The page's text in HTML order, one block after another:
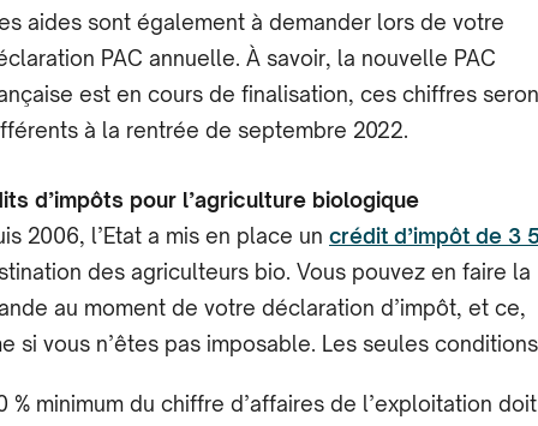
aides sont également à demander lors de votre
PAC annuelle. À savoir, la nouvelle PAC
est en cours de finalisation, ces chiffres
à la rentrée de septembre 2022.
d’impôts pour l’agriculture biologique
2006, l’Etat a mis en place un crédit d’impôt de 3
des agriculteurs bio. Vous pouvez en faire la
au moment de votre déclaration d’impôt, et ce,
si vous n’êtes pas imposable. Les seules
% minimum du chiffre d’affaires de l’exploitation